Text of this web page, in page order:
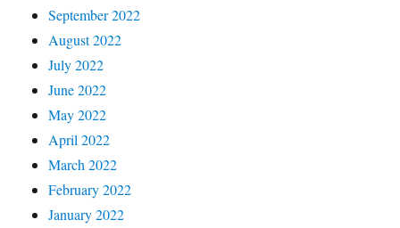
September 2022
August 2022
July 2022
June 2022
May 2022
April 2022
March 2022
February 2022
January 2022